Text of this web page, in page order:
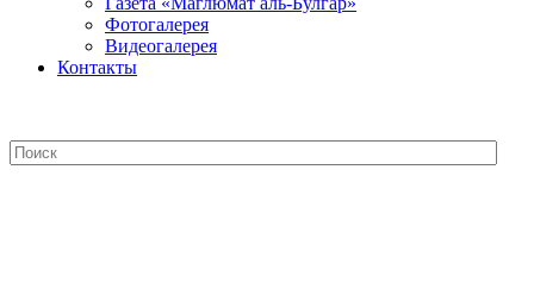
Фотогалерея
Видеогалерея
Контакты